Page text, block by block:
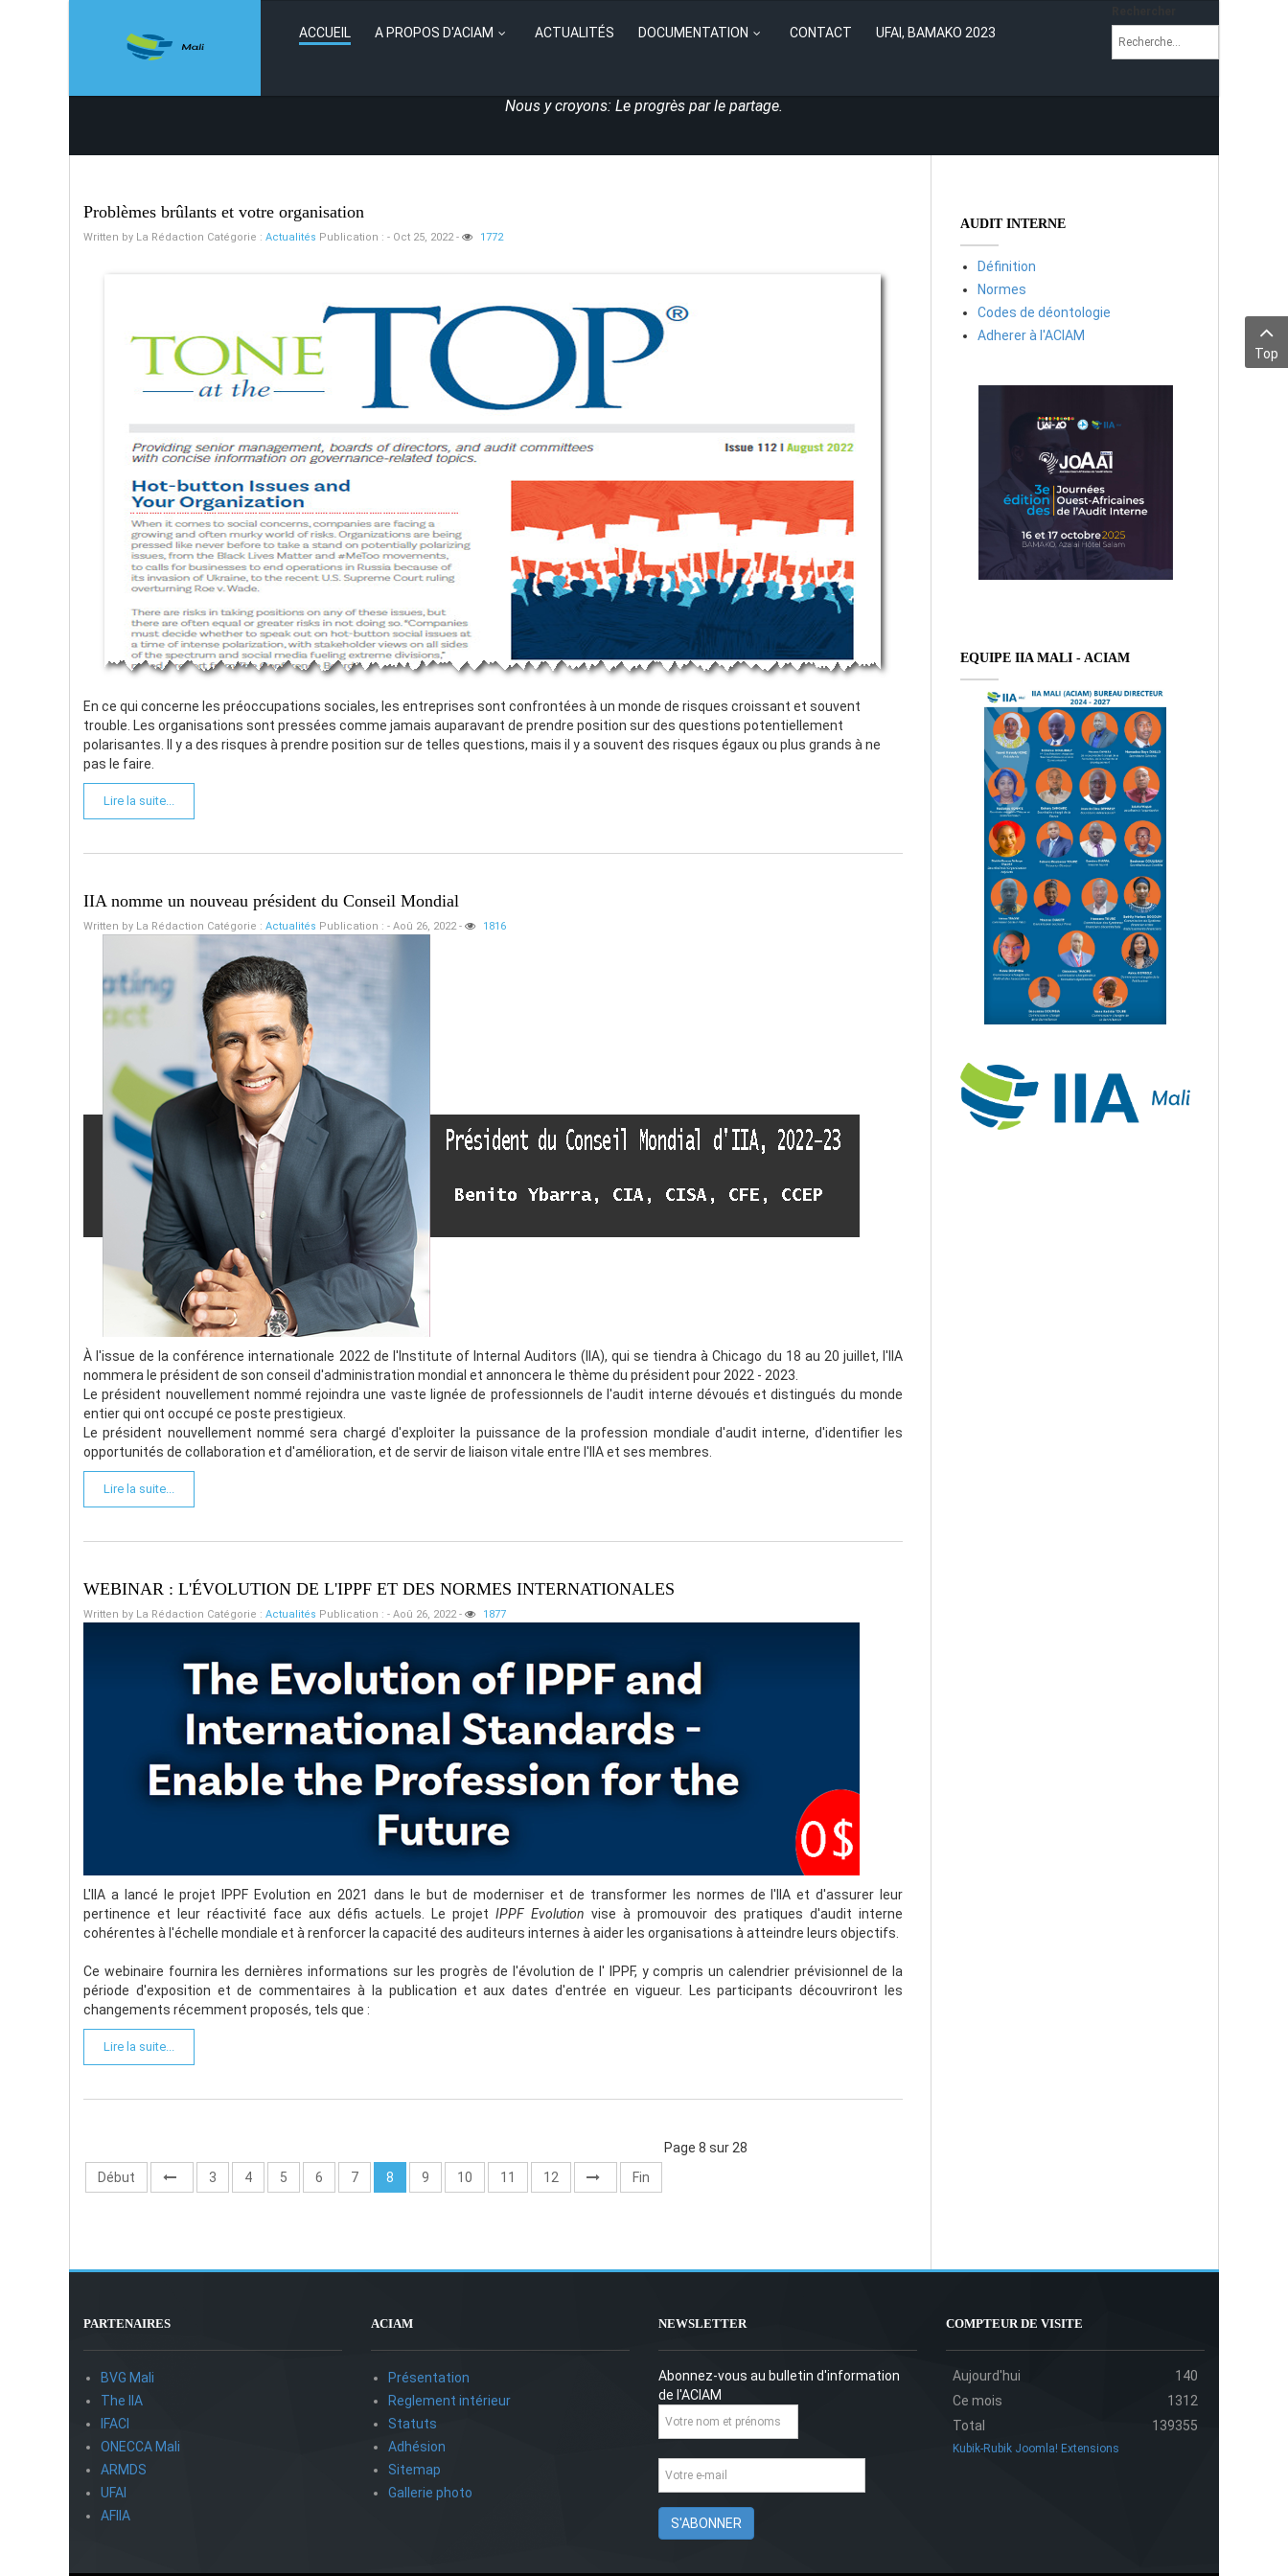
ACCUEIL A PROPOS D'ACIAM ACTUALITÉS DOCUMENTATION CONTACT UFAI, BAMAKO 2023
Nous y croyons: Le progrès par le partage.
Problèmes brûlants et votre organisation
Written by La Rédaction Catégorie : Actualités Publication : - Oct 25, 2022 - 1772
En ce qui concerne les préoccupations sociales, les entreprises sont confrontées à un monde de risques croissant et souvent
trouble. Les organisations sont pressées comme jamais auparavant de prendre position sur des questions potentiellement
polarisantes. Il y a des risques à prendre position sur de telles questions, mais il y a souvent des risques égaux ou plus grands à ne
pas le faire.
Lire la suite...
IIA nomme un nouveau président du Conseil Mondial
Written by La Rédaction Catégorie : Actualités Publication : - Aoû 26, 2022 - 1816
À l'issue de la conférence internationale 2022 de l'Institute of Internal Auditors (IIA), qui se tiendra à Chicago du 18 au 20 juillet, l'IIA
nommera le président de son conseil d'administration mondial et annoncera le thème du président pour 2022 - 2023.
Le président nouvellement nommé rejoindra une vaste lignée de professionnels de l'audit interne dévoués et distingués du monde
entier qui ont occupé ce poste prestigieux.
Le président nouvellement nommé sera chargé d'exploiter la puissance de la profession mondiale d'audit interne, d'identifier les
opportunités de collaboration et d'amélioration, et de servir de liaison vitale entre l'IIA et ses membres.
Lire la suite...
WEBINAR : L'ÉVOLUTION DE L'IPPF ET DES NORMES INTERNATIONALES
Written by La Rédaction Catégorie : Actualités Publication : - Aoû 26, 2022 - 1877
L'IIA a lancé le projet IPPF Evolution en 2021 dans le but de moderniser et de transformer les normes de l'IIA et d'assurer leur
pertinence et leur réactivité face aux défis actuels. Le projet IPPF Evolution vise à promouvoir des pratiques d'audit interne
cohérentes à l'échelle mondiale et à renforcer la capacité des auditeurs internes à aider les organisations à atteindre leurs objectifs.
Ce webinaire fournira les dernières informations sur les progrès de l'évolution de l' IPPF, y compris un calendrier prévisionnel de la
période d'exposition et de commentaires à la publication et aux dates d'entrée en vigueur. Les participants découvriront les
changements récemment proposés, tels que :
Lire la suite...
Page 8 sur 28
Début
3 4 5 6 7 8 9 10 11 12 Fin
AUDIT INTERNE
Définition
Normes
Codes de déontologie
Adherer à l'ACIAM
EQUIPE IIA MALI - ACIAM
PARTENAIRES
BVG Mali
The IIA
IFACI
ONECCA Mali
ARMDS
UFAI
AFIIA
ACIAM
Présentation
Reglement intérieur
Statuts
Adhésion
Sitemap
Gallerie photo
NEWSLETTER
Abonnez-vous au bulletin d'information
de l'ACIAM
COMPTEUR DE VISITE
Aujourd'hui
140
Ce mois
1312
Total
139355
Kubik-Rubik Joomla! Extensions
Top